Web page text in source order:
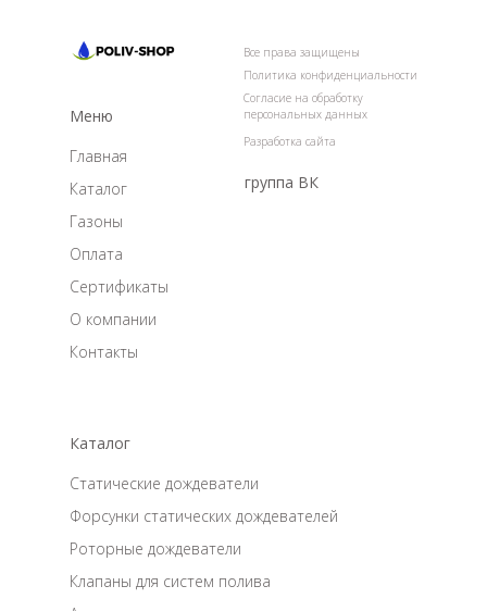
Главная
Все права защищены
Политика конфиденциальности
Разработка сайта
Согласие на обработку
персональных данных
Каталог
Газоны
Оплата
Сертификаты
О компании
Контакты
Статические дождеватели
Форсунки статических дождевателей
Роторные дождеватели
Клапаны для систем полива
Меню
Каталог
группа ВК